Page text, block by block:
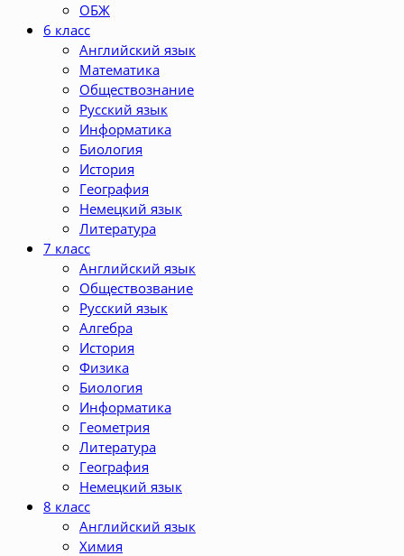
ОБЖ
6 класс
Английский язык
Математика
Обществознание
Русский язык
Информатика
Биология
История
География
Немецкий язык
Литература
7 класс
Английский язык
Обществозвание
Русский язык
Алгебра
История
Физика
Биология
Информатика
Геометрия
Литература
География
Немецкий язык
8 класс
Английский язык
Химия